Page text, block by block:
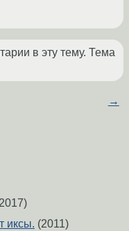
в эту тему. Тема
→
иксы. (2011)